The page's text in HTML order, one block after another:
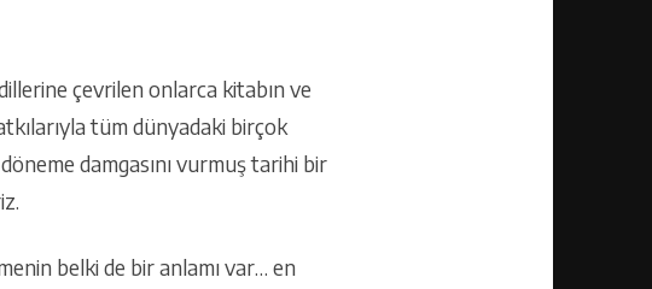
çevrilen onlarca kitabın ve
tüm dünyadaki birçok
damgasını vurmuş tarihi bir
belki de bir anlamı var… en